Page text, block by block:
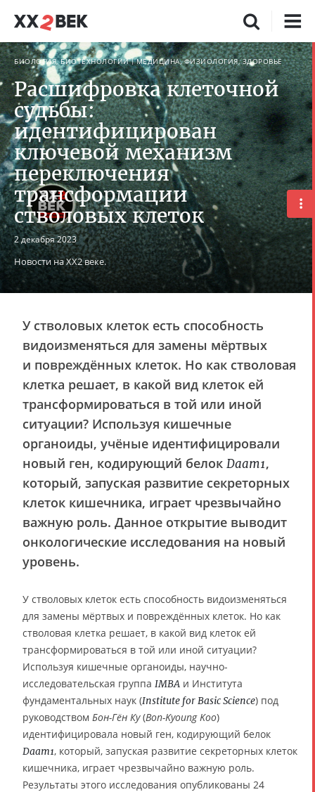
БИОЛОГИЯ, БИОТЕХНОЛОГИИ МЕДИЦИНА, ФИЗИОЛОГИЯ, ЗДОРОВЬЕ
Расшифровка клеточной
судьбы:
идентифицирован
ключевой механизм
переключения
трансформации
стволовых клеток
2 декабря 2023
Новости на ХХ2 веке.
У стволовых клеток есть способность
видоизменяться для замены мёртвых
и повреждённых клеток. Но как стволовая
клетка решает, в какой вид клеток ей
трансформироваться в той или иной
ситуации? Используя кишечные
органоиды, учёные идентифицировали
новый ген, кодирующий белок Daam1,
который, запуская развитие секреторных
клеток кишечника, играет чрезвычайно
важную роль. Данное открытие выводит
онкологические исследования на новый
уровень.
У стволовых клеток есть способность видоизменяться
для замены мёртвых и повреждённых клеток. Но как
стволовая клетка решает, в какой вид клеток ей
трансформироваться в той или иной ситуации?
Используя кишечные органоиды, научно-
исследовательская группа IMBA и Института
фундаментальных наук (Institute for Basic Science) под
руководством Бон-Гён Ку(Bon-Kyoung Koo)
идентифицировала новый ген, кодирующий белок
Daam1, который, запуская развитие секреторных клеток
кишечника, играет чрезвычайно важную роль.
Результаты этого исследования опубликованы 24